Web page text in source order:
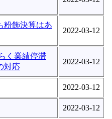
粉飾決算はあ
2022-03-12
く業績停滞
対応
2022-03-12
2022-03-12
2022-03-12